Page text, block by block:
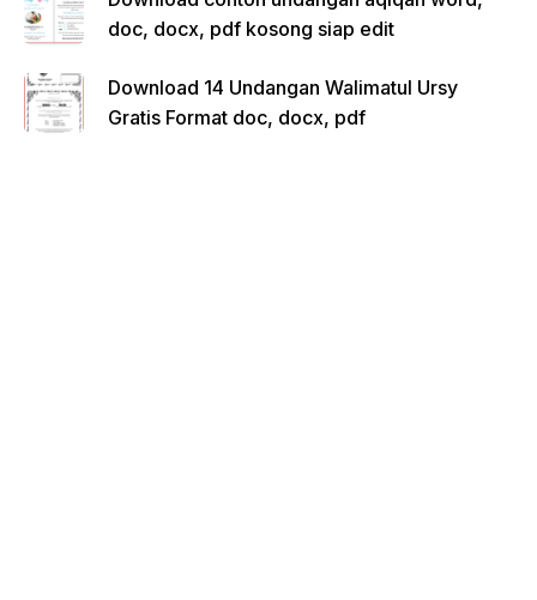
doc, docx, pdf kosong siap edit
Download 14 Undangan Walimatul Ursy
Gratis Format doc, docx, pdf